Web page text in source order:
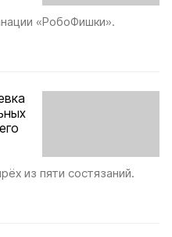
«РобоФишки».
из пяти состязаний.